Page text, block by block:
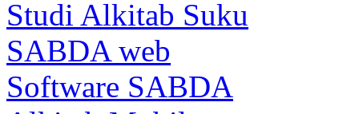
Studi Alkitab Suku
SABDA web
Software SABDA